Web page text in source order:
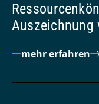
Auszeichnung
mehr erfahren